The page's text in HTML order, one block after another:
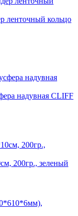
ленточный кольцо
надувная CLIFF
200гр., зеленый